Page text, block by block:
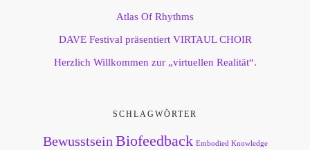
Atlas Of Rhythms
DAVE Festival präsentiert VIRTAUL CHOIR
Herzlich Willkommen zur „virtuellen Realität“.
SCHLAGWÖRTER
Bewusstsein Biofeedback Embodied Knowledge